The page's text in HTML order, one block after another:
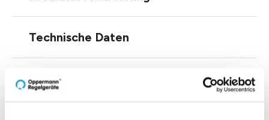
Technische Daten
Downloads